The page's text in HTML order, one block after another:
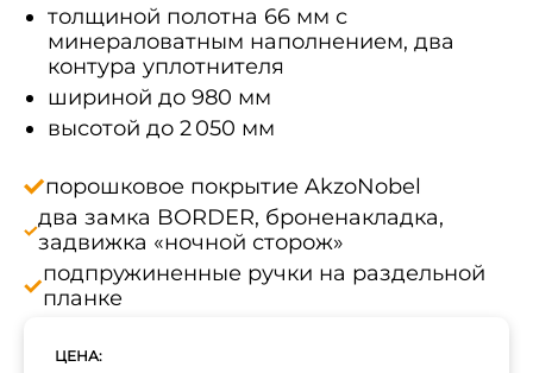
толщиной полотна 66 мм с
минераловатным наполнением, два
контура уплотнителя
шириной до 980 мм
высотой до 2 050 мм
порошковое покрытие AkzoNobel
два замка BORDER, броненакладка,
задвижка «ночной сторож»
подпружиненные ручки на раздельной
планке
ЦЕНА: